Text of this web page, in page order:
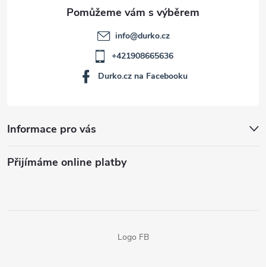
Informace pro vás
Přijímáme online platby
info@durko.cz
+421908665636
Durko.cz na Facebooku
Logo FB